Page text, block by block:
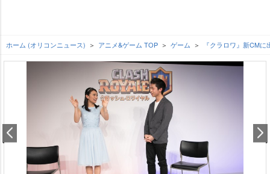
ホーム (オリコンニュース) アニメ&ゲーム TOP ゲーム 『クラロワ』新CM